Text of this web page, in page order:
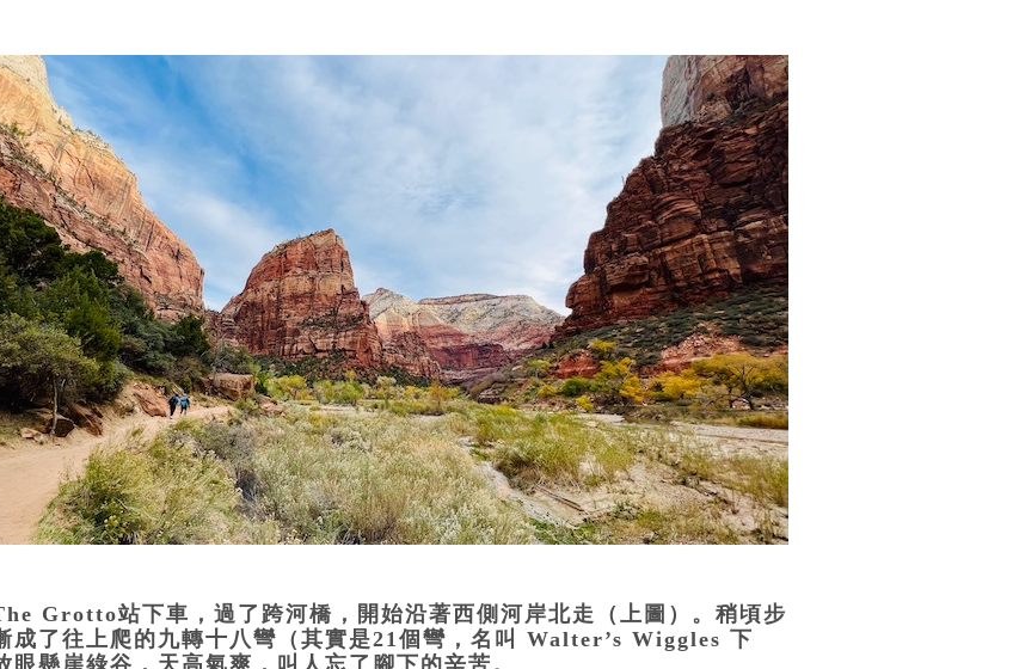
Grotto站下車，過了跨河橋，開始沿著西側河岸北走（上圖）。稍頃步
成了往上爬的九轉十八彎（其實是21個彎，名叫 Walter’s Wiggles 下
眼懸崖綠谷，天高氣爽，叫人忘了腳下的辛苦。